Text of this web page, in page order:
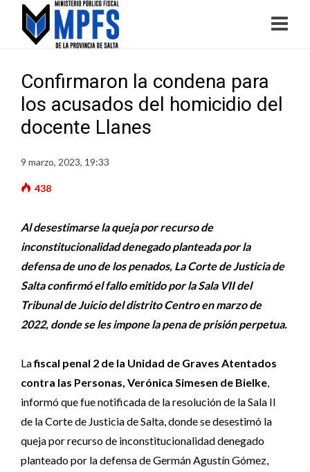
Confirmaron la condena para
los acusados del homicidio del
docente Llanes
9 marzo, 2023, 19:33
438
Al desestimarse la queja por recurso de
inconstitucionalidad denegado planteada por la
defensa de uno de los penados, La Corte de Justicia de
Salta confirmó el fallo emitido por la Sala VII del
Tribunal de Juicio del distrito Centro en marzo de
2022, donde se les impone la pena de prisión perpetua.
Lafiscal penal 2 de la Unidad de Graves Atentados
contra las Personas, Verónica Simesen de Bielke,
informó que fue notificada de la resolución de la Sala II
de la Corte de Justicia de Salta, donde se desestimó la
queja por recurso de inconstitucionalidad denegado
planteado por la defensa de Germán Agustín Gómez,